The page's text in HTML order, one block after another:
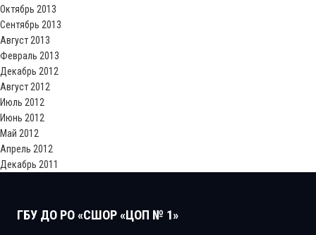
Октябрь 2013
Сентябрь 2013
Август 2013
Февраль 2013
Декабрь 2012
Август 2012
Июль 2012
Июнь 2012
Май 2012
Апрель 2012
Декабрь 2011
ГБУ ДО РО «СШОР «ЦОП № 1»